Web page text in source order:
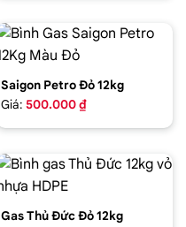
Saigon Petro Đỏ 12kg
Giá: 500.000 ₫
Gas Thủ Đức Đỏ 12kg